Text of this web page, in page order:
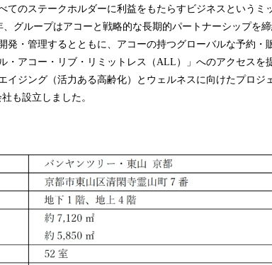
てのステークホルダーに利益をもたらすビジネスというミ
グループはアコーと戦略的な長期的パートナーシップを
発・管理するとともに、アコーの持つグローバルな予約・
・アコー・リブ・リミットレス（ALL）」へのアクセスを
イジング（活力ある高齢化）とウェルネスに向けたプロジ
も設立しました。